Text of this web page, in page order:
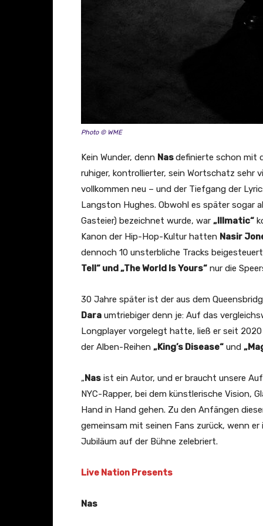
Photo © WME
Kein Wunder, denn Nasdefinierte schon mit
ruhiger, kontrollierter, sein Wortschatz sehr
vollkommen neu – und der Tiefgang der
Langston Hughes. Obwohl es später sogar
Gasteier) bezeichnet wurde, war „Illmatic“
Kanon der Hip-Hop-Kultur hatten Nasir
dennoch 10 unsterbliche Tracks
Tell“ und „The World Is Yours“ nur die
30 Jahre später ist der aus dem
Dara umtriebiger denn je: Auf das
Longplayer vorgelegt hatte, ließ er seit
der Alben-Reihen „King’s Disease“ und
„Nas ist ein Autor, und er braucht unsere
NYC-Rapper, bei dem künstlerische Vision,
Hand in Hand gehen. Zu den Anfängen
gemeinsam mit seinen Fans zurück, wenn
Jubiläum auf der Bühne zelebriert.
Live Nation Presents
Nas